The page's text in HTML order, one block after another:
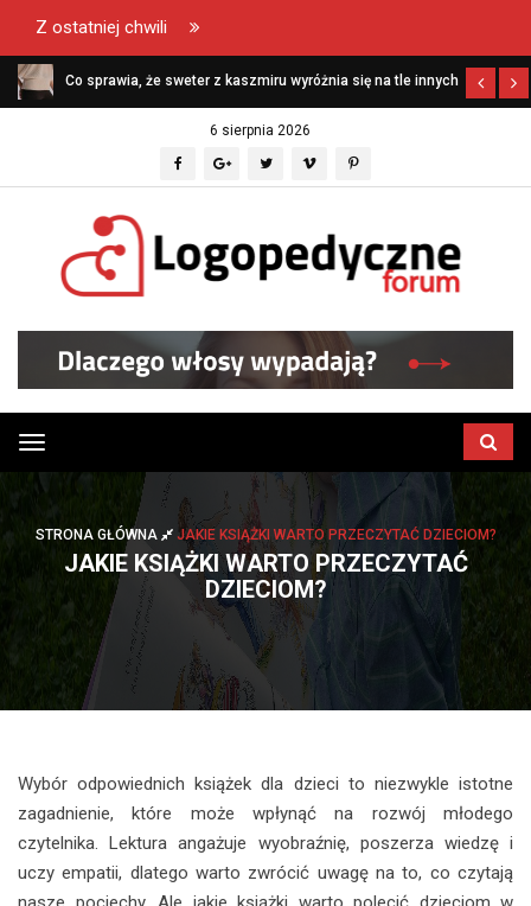
Z ostatniej chwili
Co sprawia, że sweter z kaszmiru wyróżnia się na tle innych
6 sierpnia 2026
Przełącz
menu
STRONA GŁÓWNA JAKIE KSIĄŻKI WARTO PRZECZYTAĆ DZIECIOM?
JAKIE KSIĄŻKI WARTO PRZECZYTAĆ
DZIECIOM?
Wybór odpowiednich książek dla dzieci to niezwykle istotne
zagadnienie, które może wpłynąć na rozwój młodego
czytelnika. Lektura angażuje wyobraźnię, poszerza wiedzę i
uczy empatii, dlatego warto zwrócić uwagę na to, co czytają